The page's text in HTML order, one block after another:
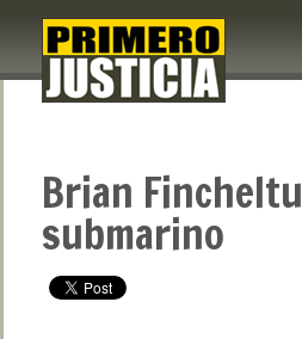
Brian
submarino